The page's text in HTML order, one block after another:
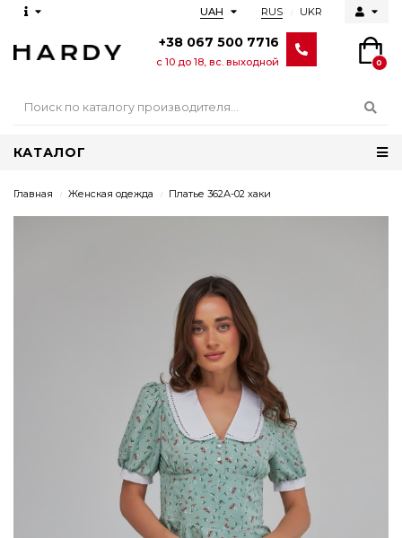
RUS UKR
UAH
+38 067 500 7716
с 10 до 18, вс. выходной 0
КАТАЛОГ
Главная Женская одежда Платье 362А-02 хаки